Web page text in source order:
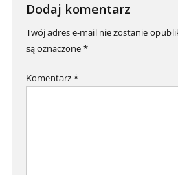
Dodaj komentarz
Twój adres e-mail nie zostanie
są oznaczone*
Komentarz*